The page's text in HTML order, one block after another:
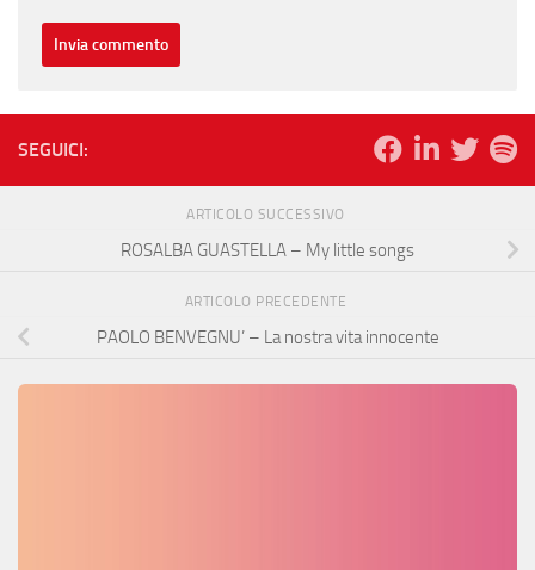
SEGUICI:
ARTICOLO SUCCESSIVO
ROSALBA GUASTELLA – My little songs
ARTICOLO PRECEDENTE
PAOLO BENVEGNU’ – La nostra vita innocente